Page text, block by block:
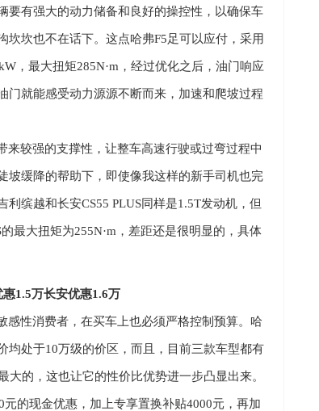
要有强大的动力储备和良好的操控性 ， 以确保车
坎坎也不在话下。这点哈弗F5足可以应付，采用
，最大扭矩285N·m ，经过优化之后，油门响应
门就能感受动力源源不断而来 ，加速和爬坡过程
来较强的支撑性，让整车高速行驶或过弯过程中
坡缓降的帮助下，即使像我这样的新手司机也完
利缤越和长安CS55 PLUS同样是1.5T发动机，但
的最大扭矩为255N·m ，差距还是很明显的，具体
惠1.5万长安优惠1.6万
感性消费者，在买车上也必须严格控制预算。哈
均处于10万级的价区，而且，目前三款车型都有
大的，这也让它的性价比优势进一步凸显出来。
元的现金优惠，加上专享置换补贴4000元，再加